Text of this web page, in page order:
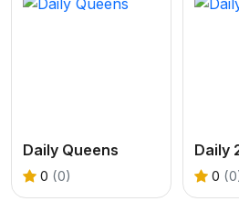
Daily Queens
0 (0)
Daily
0